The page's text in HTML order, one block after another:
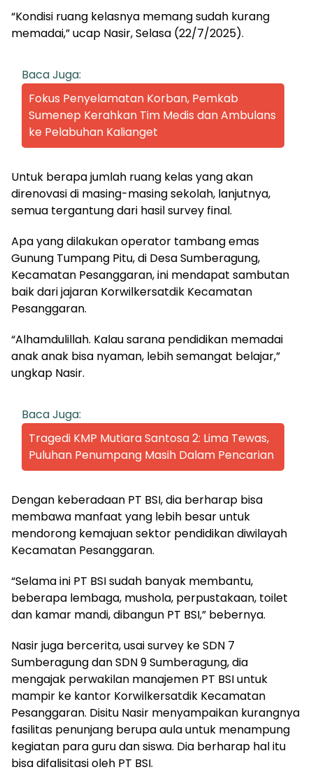
“Kondisi ruang kelasnya memang sudah kurang
memadai,” ucap Nasir, Selasa (22/7/2025).
Baca Juga:
Fokus Penyelamatan Korban, Pemkab
Sumenep Kerahkan Tim Medis dan Ambulans
ke Pelabuhan Kalianget
Untuk berapa jumlah ruang kelas yang akan
direnovasi di masing-masing sekolah, lanjutnya,
semua tergantung dari hasil survey final.
Apa yang dilakukan operator tambang emas
Gunung Tumpang Pitu, di Desa Sumberagung,
Kecamatan Pesanggaran, ini mendapat sambutan
baik dari jajaran Korwilkersatdik Kecamatan
Pesanggaran.
“Alhamdulillah. Kalau sarana pendidikan memadai
anak anak bisa nyaman, lebih semangat belajar,”
ungkap Nasir.
Baca Juga:
Tragedi KMP Mutiara Santosa 2: Lima Tewas,
Puluhan Penumpang Masih Dalam Pencarian
Dengan keberadaan PT BSI, dia berharap bisa
membawa manfaat yang lebih besar untuk
mendorong kemajuan sektor pendidikan diwilayah
Kecamatan Pesanggaran.
“Selama ini PT BSI sudah banyak membantu,
beberapa lembaga, mushola, perpustakaan, toilet
dan kamar mandi, dibangun PT BSI,” bebernya.
Nasir juga bercerita, usai survey ke SDN 7
Sumberagung dan SDN 9 Sumberagung, dia
mengajak perwakilan manajemen PT BSI untuk
mampir ke kantor Korwilkersatdik Kecamatan
Pesanggaran. Disitu Nasir menyampaikan kurangnya
fasilitas penunjang berupa aula untuk menampung
kegiatan para guru dan siswa. Dia berharap hal itu
bisa difalisitasi oleh PT BSI.